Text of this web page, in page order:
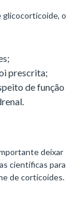
glicocorticoide, o
prescrita;
de função
deixar
científicas para
de corticoides.